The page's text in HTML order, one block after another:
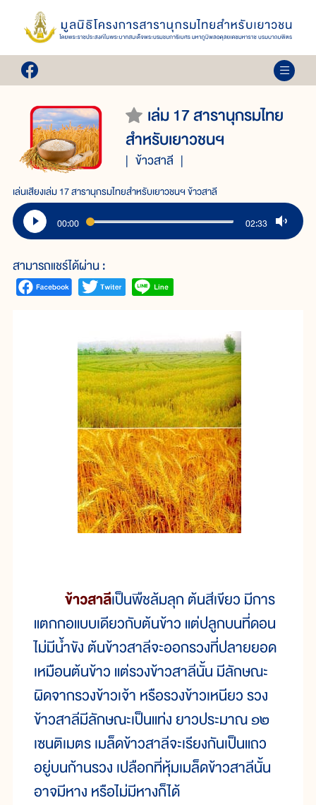
เล่ม 17 สารานุกรมไทย
สำหรับเยาวชนฯ
ข้าวสาลี
เล่นเสียงเล่ม 17 สารานุกรมไทยสำหรับเยาวชนฯ ข้าวสาลี
00:00 02:33
สามารถแชร์ได้ผ่าน :
ข้าวสาลีเป็นพืชล้มลุก ต้นสีเขียว มีการ
แตกกอแบบเดียวกับต้นข้าว แต่ปลูกบนที่ดอน
ไม่มีน้ำขัง ต้นข้าวสาลีจะออกรวงที่ปลายยอด
เหมือนต้นข้าว แต่รวงข้าวสาลีนั้น มีลักษณะ
ผิดจากรวงข้าวเจ้า หรือรวงข้าวเหนียว รวง
ข้าวสาลีมีลักษณะเป็นแท่ง ยาวประมาณ ๑๒
เซนติเมตร เมล็ดข้าวสาลีจะเรียงกันเป็นแถว
อยู่บนก้านรวง เปลือกที่หุ้มเมล็ดข้าวสาลีนั้น
อาจมีหาง หรือไม่มีหางก็ได้